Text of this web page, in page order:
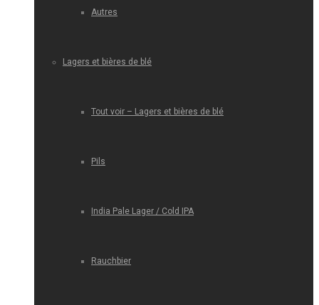
Autres
Lagers et bières de blé
Tout voir – Lagers et bières de blé
Pils
India Pale Lager / Cold IPA
Rauchbier